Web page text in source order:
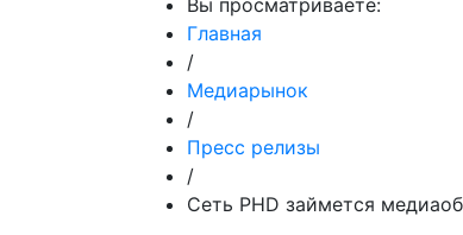
Вы просматриваете:
Главная
/
Медиарынок
/
Пресс релизы
/
Сеть PHD займется